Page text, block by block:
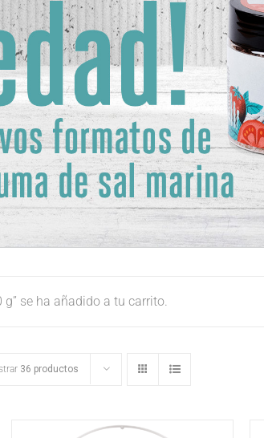
se ha añadido a tu carrito.
36 productos